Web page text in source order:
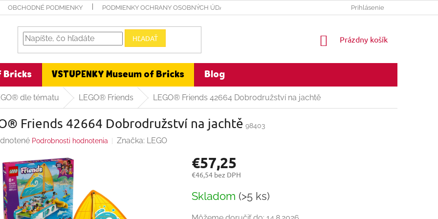
OBCHODNÉ PODMIENKY PODMIENKY OCHRANY OSOBNÝCH ÚDAJOV Prihlásenie
HĽADAŤ
NÁKUPNÝ
Prázdny košík
Bricks VSTUPENKY Museum of Bricks Blog
dle tématu LEGO® Friends LEGO® Friends 42664 Dobrodružství na jachtě
Friends 42664 Dobrodružství na jachtě 98403
Podrobnosti hodnotenia Značka: LEGO
€57,25
€46,54 bez DPH
cena:
Skladom (>5 ks)